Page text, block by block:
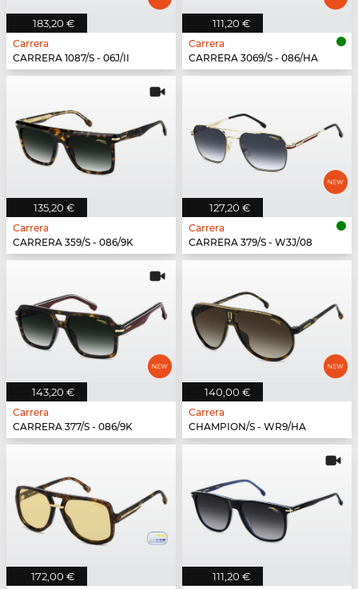
183,20 €
Carrera
CARRERA 1087/S - 06J/II
111,20 €
Carrera
CARRERA 3069/S - 086/HA
135,20 €
Carrera
CARRERA 359/S - 086/9K
127,20 €
Carrera
CARRERA 379/S - W3J/08
143,20 €
Carrera
CARRERA 377/S - 086/9K
140,00 €
Carrera
CHAMPION/S - WR9/HA
172,00 € 111,20 €